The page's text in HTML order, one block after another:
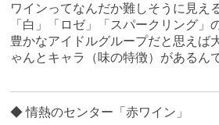
ワインってなんだか難しそうに見え
「白」「ロゼ」「スパークリング」
豊かなアイドルグループだと思えば
ゃんとキャラ（味の特徴）があるん
◆ 情熱のセンター「赤ワイン」